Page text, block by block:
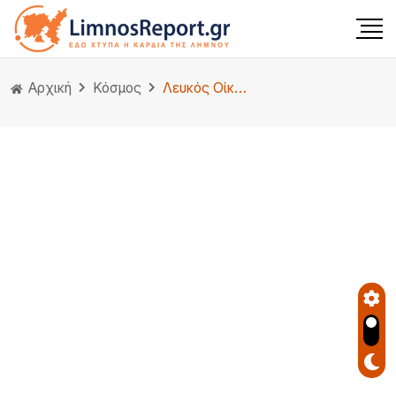
Αρχική Κόσμος Λευκός Οίκος: Οι ΗΠΑ βρίσκονται σε καλό δρόμο για τον έλεγχο του εναέριου χώρου του Ιράν